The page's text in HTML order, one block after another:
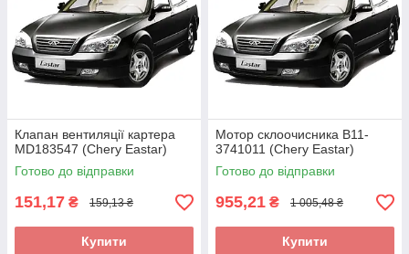
Клапан вентиляції картера
MD183547 (Chery Eastar)
Готово до відправки
151,17 ₴ 159,13 ₴
Купити
Мотор склоочисника B11-
3741011 (Chery Eastar)
Готово до відправки
955,21 ₴ 1 005,48 ₴
Купити